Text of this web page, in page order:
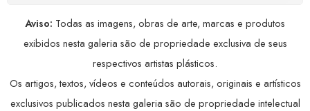
Aviso: Todas as imagens, obras de arte, marcas e produtos
exibidos nesta galeria são de propriedade exclusiva de seus
respectivos artistas plásticos.
Os artigos, textos, vídeos e conteúdos autorais, originais e artísticos
exclusivos publicados nesta galeria são de propriedade intelectual